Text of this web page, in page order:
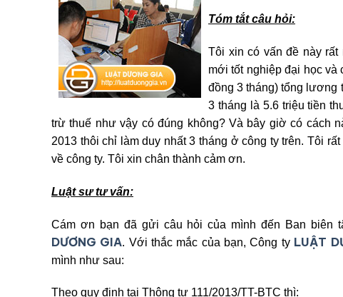
Tóm tắt câu hỏi:
Tôi xin có vấn đề này rất
mới tốt nghiệp đại học và
đồng 3 tháng) tổng lương
3 tháng là 5.6 triệu tiền
trừ thuế như vậy có đúng không? Và bây giờ có cách
2013 thôi chỉ làm duy nhất 3 tháng ở công ty trên. Tôi
về công ty. Tôi xin chân thành cảm ơn.
Luật sư tư vấn:
Cám ơn bạn đã gửi câu hỏi của mình đến Ban biên
DƯƠNG GIA. Với thắc mắc của bạn, Công ty LUẬT
mình như sau:
Theo quy định tại Thông tư 111/2013/TT-BTC thì: